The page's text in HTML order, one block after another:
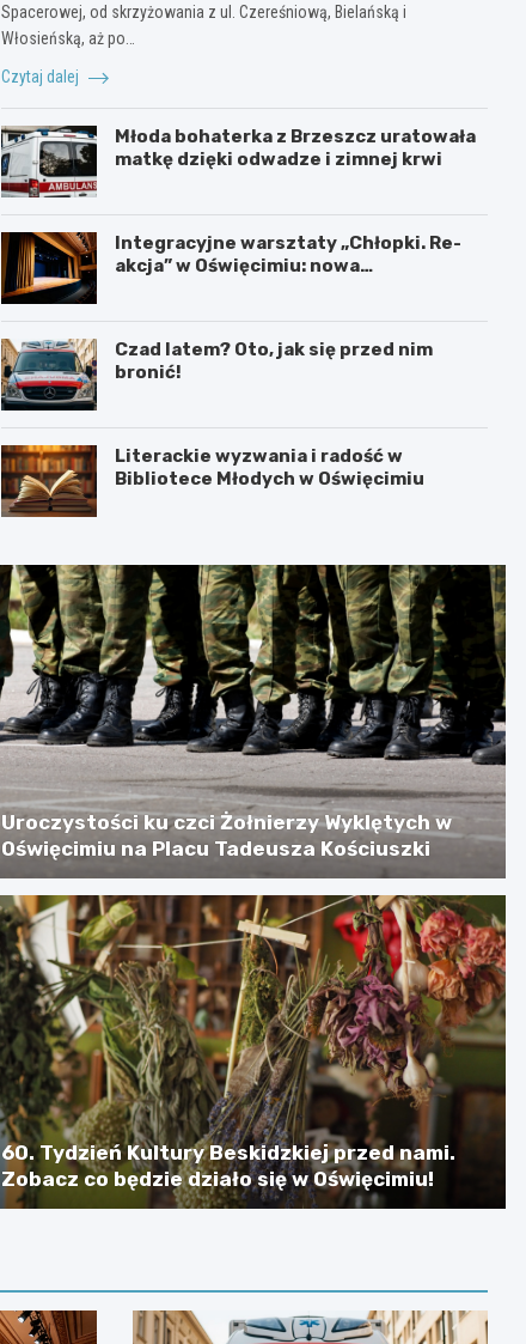
Spacerowej, od skrzyżowania z ul. Czereśniową, Bielańską i
Włosieńską, aż po…
Czytaj dalej
Młoda bohaterka z Brzeszcz uratowała
matkę dzięki odwadze i zimnej krwi
Integracyjne warsztaty „Chłopki. Re-
akcja” w Oświęcimiu: nowa
Czad latem? Oto, jak się przed nim
bronić!
Literackie wyzwania i radość w
Bibliotece Młodych w Oświęcimiu
Uroczystości ku czci Żołnierzy Wyklętych w
Oświęcimiu na Placu Tadeusza Kościuszki
60. Tydzień Kultury Beskidzkiej przed nami.
Zobacz co będzie działo się w Oświęcimiu!